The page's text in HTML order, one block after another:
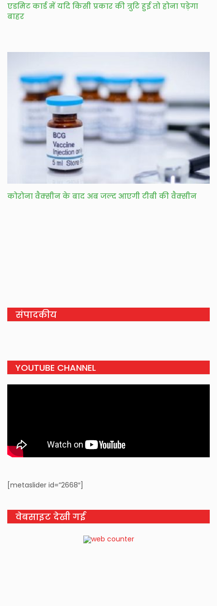
एडमिट कार्ड में यदि किसी प्रकार की त्रुटि हुई तो होना पड़ेगा
बाहर
कोरोना वैक्सीन के बाद अब जल्द आएगी टीबी की वैक्सीन
संपादकीय
YOUTUBE CHANNEL
[metaslider id=”2668″]
वेबसाइट देखी गई